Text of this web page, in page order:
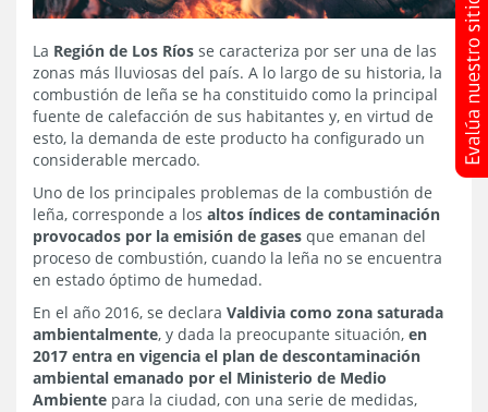
La Región de Los Ríos se caracteriza por ser una de las
zonas más lluviosas del país. A lo largo de su historia, la
combustión de leña se ha constituido como la principal
fuente de calefacción de sus habitantes y, en virtud de
esto, la demanda de este producto ha configurado un
considerable mercado.
Uno de los principales problemas de la combustión de
leña, corresponde a los altos índices de contaminación
provocados por la emisión de gases que emanan del
proceso de combustión, cuando la leña no se encuentra
en estado óptimo de humedad.
En el año 2016, se declara Valdivia como zona saturada
ambientalmente, y dada la preocupante situación, en
2017 entra en vigencia el plan de descontaminación
ambiental emanado por el Ministerio de Medio
Ambiente para la ciudad, con una serie de medidas,